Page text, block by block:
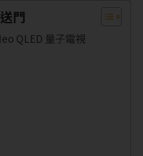
門
QLED 量子電視